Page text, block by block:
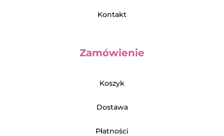
Kontakt
Zamówienie
Koszyk
Dostawa
Płatności